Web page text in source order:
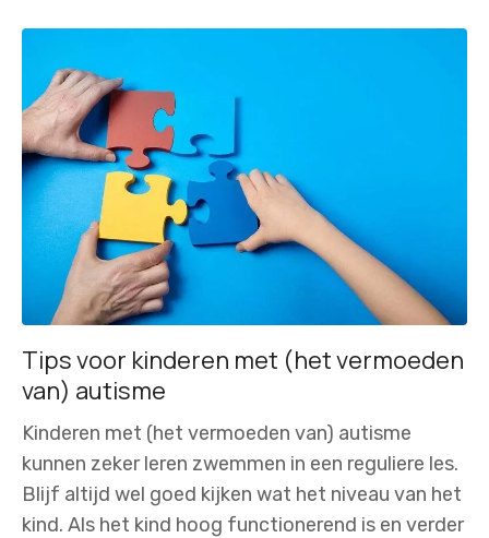
Tips voor kinderen met (het vermoeden
van) autisme
Kinderen met (het vermoeden van) autisme
kunnen zeker leren zwemmen in een reguliere les.
Blijf altijd wel goed kijken wat het niveau van het
kind. Als het kind hoog functionerend is en verder